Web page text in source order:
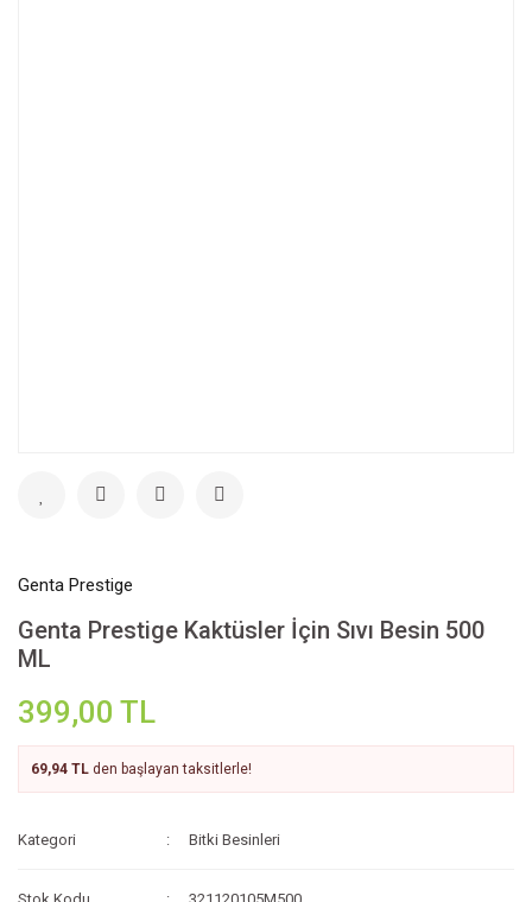
Genta Prestige
Genta Prestige Kaktüsler İçin Sıvı Besin 500
ML
399,00 TL
69,94 TL den başlayan taksitlerle!
Kategori Bitki Besinleri